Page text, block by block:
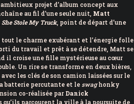
ambitieux projet d’album concept aux
au fil d’une seule nuit, Matt
She Stole My Truck, point de départ d’une
le charme exubérant et l’énergie folle
du travail et prêt à se détendre, Matt se
il croise une fille mystérieuse au cœur
Un rire se transforme en deux bières,
les clés de son camion laissées sur le
batterie percutante et le swaghonky
co-réalisée parDanick
parcourent la ville à la poursuite de